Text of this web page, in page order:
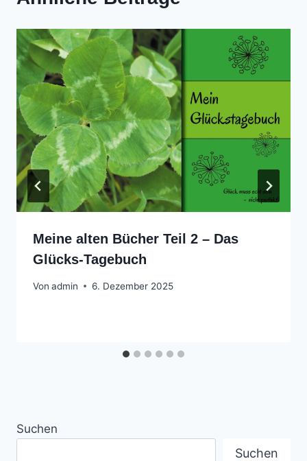
Meine alten Bücher Teil 2 – Das
Glücks-Tagebuch
Von admin 6. Dezember 2025
Suchen
Suchen